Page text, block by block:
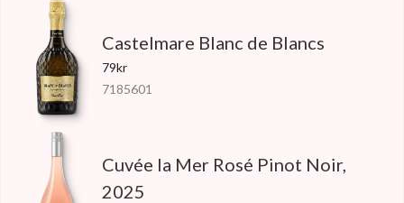
Castelmare Blanc de Blancs
79kr
7185601
Cuvée la Mer Rosé Pinot Noir,
2025